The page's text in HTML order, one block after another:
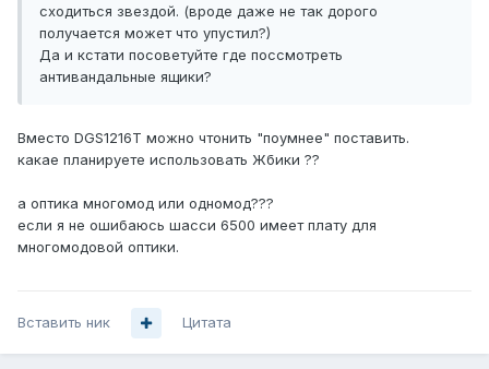
сходиться звездой. (вроде даже не так дорого
получается может что упустил?)
Да и кстати посоветуйте где поссмотреть
антивандальные ящики?
Вместо DGS1216T можно чтонить "поумнее" поставить.
какае планируете использовать Жбики ??
а оптика многомод или одномод???
если я не ошибаюсь шасси 6500 имеет плату для
многомодовой оптики.
Вставить ник Цитата